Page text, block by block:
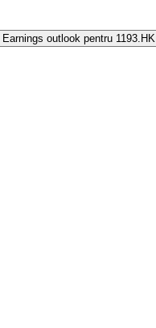
Earnings outlook pentru 1193.HK